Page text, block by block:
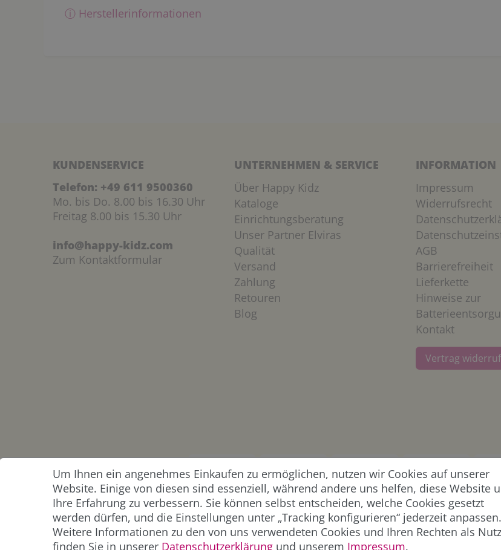
ⓘ Herstellerinformationen
KUNDENSERVICE
Telefon: +49 611 9500360
Mo. bis Do. 8.00 bis 16.30 Uhr
Freitag 8.00 bis 15.30 Uhr
info@happy-kidz.com
Zum Kontaktformular
UNTERNEHMEN & SERVICE
Über Happy Kidz
Kataloge
Einrichtungsberatung
Unser Partner Elviras
Qualität
Versand
Zahlung
Retouren
Blog
INFORMATION
Impressum
Widerrufsrecht
AGB
Barrierefreiheit
Lieferkette
Hinweise zur
Kontakt
Vertrag
ZAHLUNG &
VERSAND
Um Ihnen ein angenehmes Einkaufen zu ermöglichen, nutzen wir Cookies auf unserer
Website. Einige von diesen sind essenziell, während andere uns helfen, diese Website
Ihre Erfahrung zu verbessern. Sie können selbst entscheiden, welche Cookies gesetzt
werden dürfen, und die Einstellungen unter „Tracking konfigurieren“ jederzeit anpassen.
Weitere Informationen zu den von uns verwendeten Cookies und Ihren Rechten als
finden Sie in unserer Daten­schutz­erklärung und unserem Impressum.